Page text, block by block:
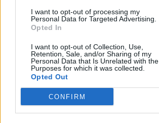
I want to opt-out of processing my
Personal Data for Targeted Advertising.
Opted In
I want to opt-out of Collection, Use,
Retention, Sale, and/or Sharing of my
Personal Data that Is Unrelated with the
Purposes for which it was collected.
Opted Out
CONFIRM
streszczenie
Hobbit – streszczenie
streszczenie
Lalka – streszczenie